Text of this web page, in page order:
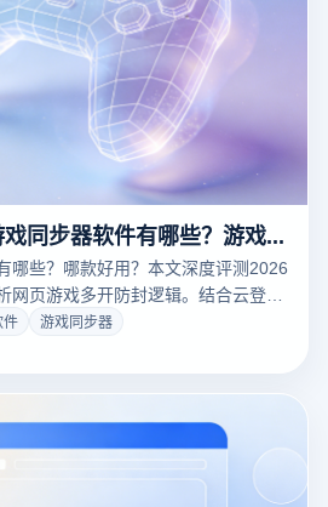
2026专业评测：游戏同步器软件有哪些？游戏同步器软件哪个好用？
哪些？哪款好用？本文深度评测2026
页游戏多开防封逻辑。结合云登多
器黑科技，教你如何实现千组账号一
。立即阅读，开启高收益游戏运营
件
游戏同步器